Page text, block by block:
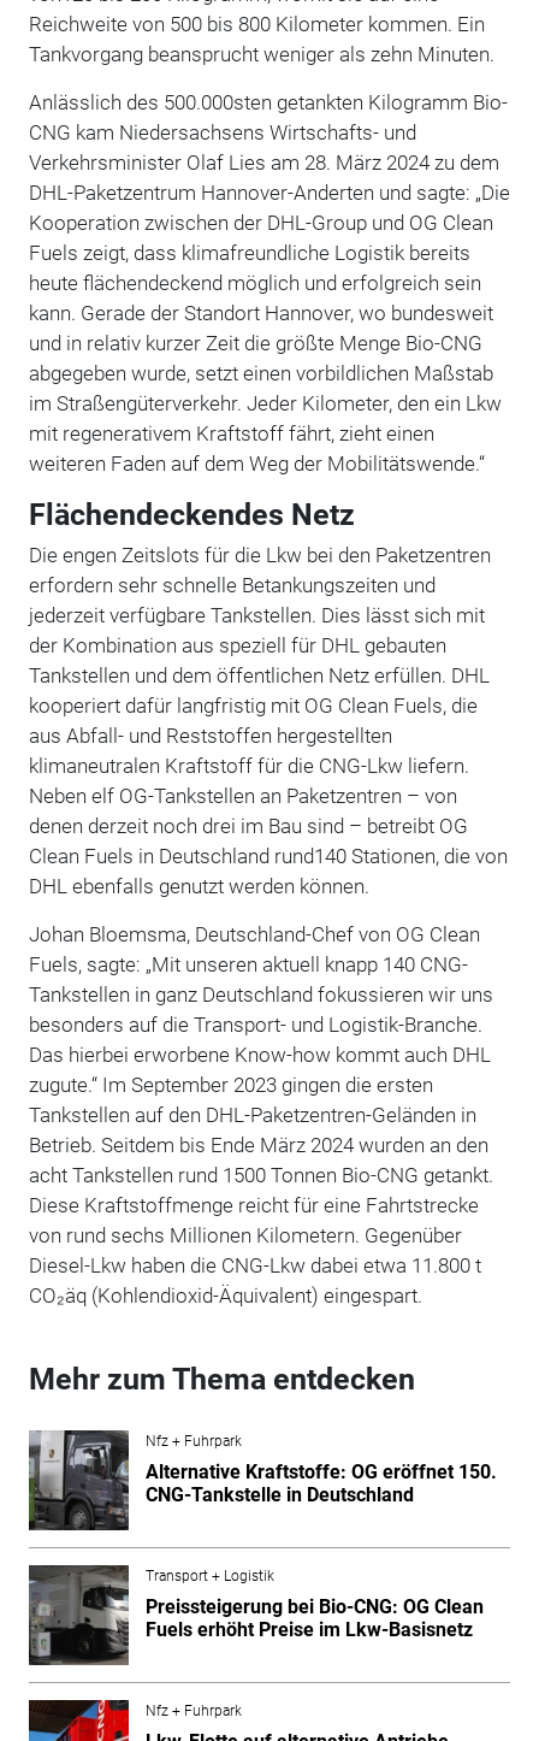
Reichweite von 500 bis 800 Kilometer kommen. Ein
Tankvorgang beansprucht weniger als zehn Minuten.
Anlässlich des 500.000sten getankten Kilogramm Bio-
CNG kam Niedersachsens Wirtschafts- und
Verkehrsminister Olaf Lies am 28. März 2024 zu dem
DHL-Paketzentrum Hannover-Anderten und sagte: „Die
Kooperation zwischen der DHL-Group und OG Clean
Fuels zeigt, dass klimafreundliche Logistik bereits
heute flächendeckend möglich und erfolgreich sein
kann. Gerade der Standort Hannover, wo bundesweit
und in relativ kurzer Zeit die größte Menge Bio-CNG
abgegeben wurde, setzt einen vorbildlichen Maßstab
im Straßengüterverkehr. Jeder Kilometer, den ein Lkw
mit regenerativem Kraftstoff fährt, zieht einen
weiteren Faden auf dem Weg der Mobilitätswende.“
Flächendeckendes Netz
Die engen Zeitslots für die Lkw bei den Paketzentren
erfordern sehr schnelle Betankungszeiten und
jederzeit verfügbare Tankstellen. Dies lässt sich mit
der Kombination aus speziell für DHL gebauten
Tankstellen und dem öffentlichen Netz erfüllen. DHL
kooperiert dafür langfristig mit OG Clean Fuels, die
aus Abfall- und Reststoffen hergestellten
klimaneutralen Kraftstoff für die CNG-Lkw liefern.
Neben elf OG-Tankstellen an Paketzentren – von
denen derzeit noch drei im Bau sind – betreibt OG
Clean Fuels in Deutschland rund140 Stationen, die von
DHL ebenfalls genutzt werden können.
Johan Bloemsma, Deutschland-Chef von OG Clean
Fuels, sagte: „Mit unseren aktuell knapp 140 CNG-
Tankstellen in ganz Deutschland fokussieren wir uns
besonders auf die Transport- und Logistik-Branche.
Das hierbei erworbene Know-how kommt auch DHL
zugute.“ Im September 2023 gingen die ersten
Tankstellen auf den DHL-Paketzentren-Geländen in
Betrieb. Seitdem bis Ende März 2024 wurden an den
acht Tankstellen rund 1500 Tonnen Bio-CNG getankt.
Diese Kraftstoffmenge reicht für eine Fahrtstrecke
von rund sechs Millionen Kilometern. Gegenüber
Diesel-Lkw haben die CNG-Lkw dabei etwa 11.800 t
CO₂äq (Kohlendioxid-Äquivalent) eingespart.
Mehr zum Thema entdecken
Nfz + Fuhrpark
Alternative Kraftstoffe: OG eröffnet 150.
CNG-Tankstelle in Deutschland
Transport + Logistik
Preissteigerung bei Bio-CNG: OG Clean
Fuels erhöht Preise im Lkw-Basisnetz
Nfz + Fuhrpark